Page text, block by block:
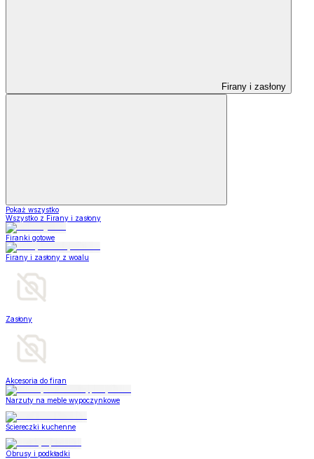
Firany i zasłony
Pokaż wszystko
Wszystko z Firany i zasłony
Firanki gotowe
Firany i zasłony z woalu
Zasłony
Akcesoria do firan
Narzuty na meble wypoczynkowe
Ściereczki kuchenne
Obrusy i podkładki